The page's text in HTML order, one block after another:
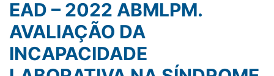
EAD – 2022 ABMLPM.
AVALIAÇÃO DA
INCAPACIDADE